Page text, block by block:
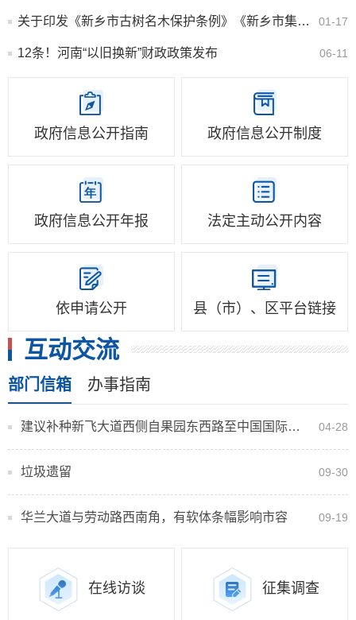
关于印发《新乡市古树名木保护条例》《新乡市集中供热条例》裁量基准的通知 01-17
12条！河南“以旧换新”财政政策发布 06-11
政府信息公开指南 政府信息公开制度
政府信息公开年报 法定主动公开内容
依申请公开 县（市）、区平台链接
互动交流
部门信箱 办事指南
建议补种新飞大道西侧自果园东西路至中国国际能源加油站间的行道树 04-28
垃圾遗留 09-30
华兰大道与劳动路西南角，有软体条幅影响市容 09-19
在线访谈 征集调查